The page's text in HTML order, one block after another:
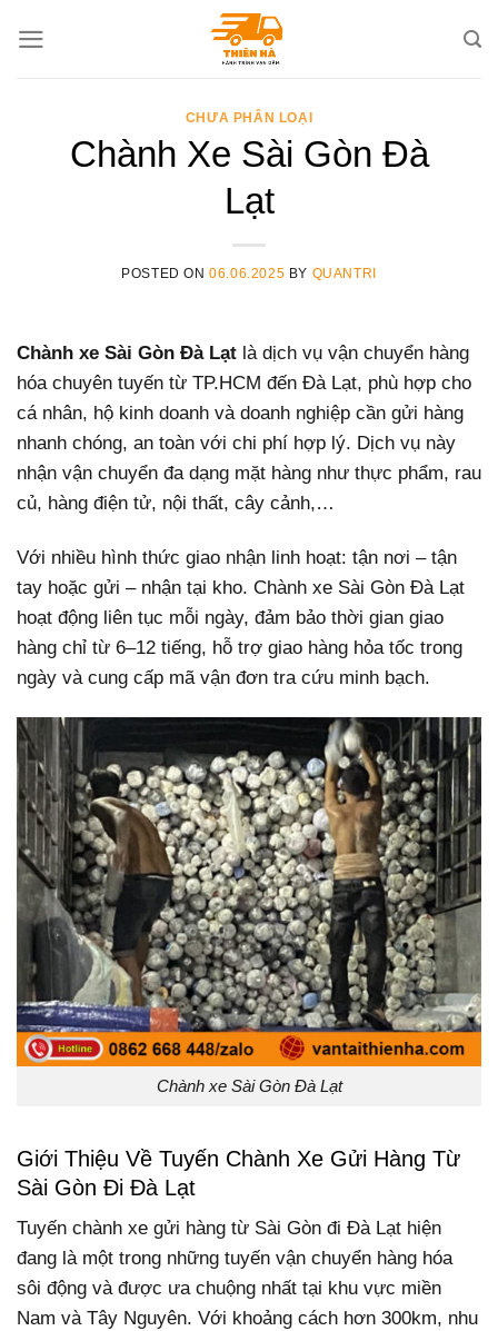
CHƯA PHÂN LOẠI
Chành Xe Sài Gòn Đà
Lạt
POSTED ON06.06.2025 BY QUANTRI
Chành xe Sài Gòn Đà Lạt là dịch vụ vận chuyển hàng
hóa chuyên tuyến từ TP.HCM đến Đà Lạt, phù hợp cho
cá nhân, hộ kinh doanh và doanh nghiệp cần gửi hàng
nhanh chóng, an toàn với chi phí hợp lý. Dịch vụ này
nhận vận chuyển đa dạng mặt hàng như thực phẩm, rau
củ, hàng điện tử, nội thất, cây cảnh,…
Với nhiều hình thức giao nhận linh hoạt: tận nơi – tận
tay hoặc gửi – nhận tại kho. Chành xe Sài Gòn Đà Lạt
hoạt động liên tục mỗi ngày, đảm bảo thời gian giao
hàng chỉ từ 6–12 tiếng, hỗ trợ giao hàng hỏa tốc trong
ngày và cung cấp mã vận đơn tra cứu minh bạch.
Chành xe Sài Gòn Đà Lạt
Giới Thiệu Về Tuyến Chành Xe Gửi Hàng Từ
Sài Gòn Đi Đà Lạt
Tuyến chành xe gửi hàng từ Sài Gòn đi Đà Lạt hiện
đang là một trong những tuyến vận chuyển hàng hóa
sôi động và được ưa chuộng nhất tại khu vực miền
Nam và Tây Nguyên. Với khoảng cách hơn 300km, nhu